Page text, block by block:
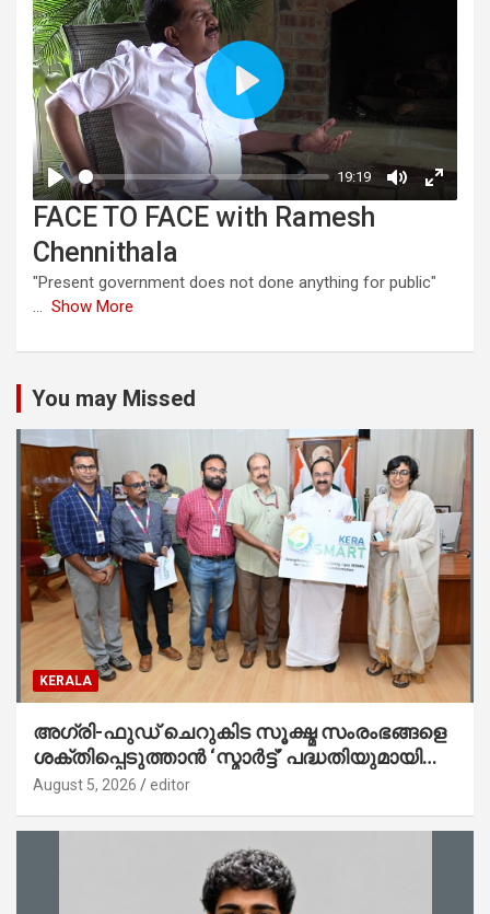
FACE TO FACE with Ramesh
Chennithala
"Present government does not done anything for public"
... Show More
You may Missed
KERALA
അഗ്രി-ഫുഡ് ചെറുകിട സൂക്ഷ്മ സംരംഭങ്ങളെ
ശക്തിപ്പെടുത്താന്‍ ‘സ്മാര്‍ട്ട്’ പദ്ധതിയുമായി
കേര; ലോഗോ മുഖ്യമന്ത്രി പ്രകാശനം
August 5, 2026 editor